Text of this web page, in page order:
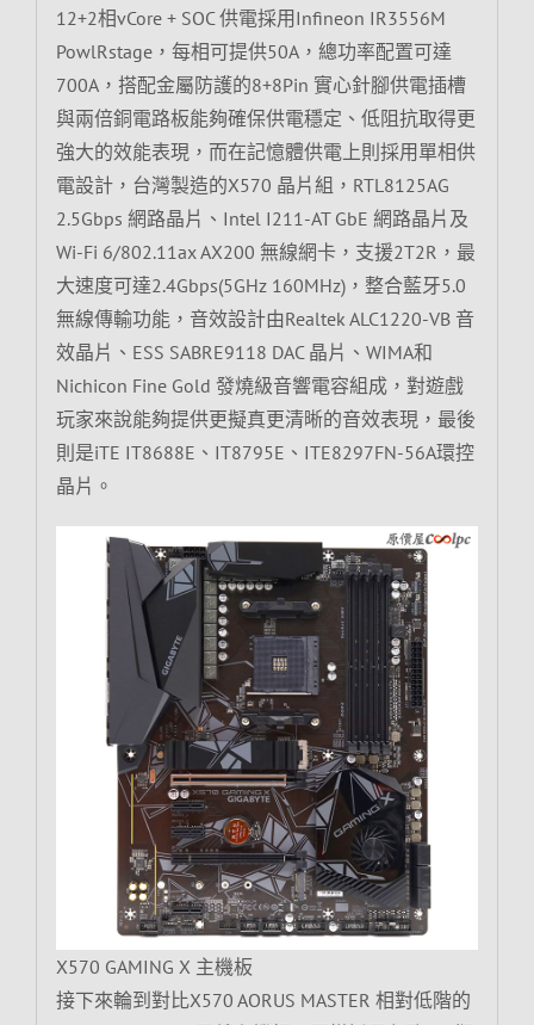
12+2相vCore + SOC 供電採用Infineon IR3556M
PowlRstage，每相可提供50A，總功率配置可達
700A，搭配金屬防護的8+8Pin 實心針腳供電插槽
與兩倍銅電路板能夠確保供電穩定、低阻抗取得更
強大的效能表現，而在記憶體供電上則採用單相供
電設計，台灣製造的X570 晶片組，RTL8125AG
2.5Gbps 網路晶片、Intel I211-AT GbE 網路晶片及
Wi-Fi 6/802.11ax AX200 無線網卡，支援2T2R，最
大速度可達2.4Gbps(5GHz 160MHz)，整合藍牙5.0
無線傳輸功能，音效設計由Realtek ALC1220-VB 音
效晶片、ESS SABRE9118 DAC 晶片、WIMA和
Nichicon Fine Gold 發燒級音響電容組成，對遊戲
玩家來說能夠提供更擬真更清晰的音效表現，最後
則是iTE IT8688E、IT8795E、ITE8297FN-56A環控
晶片。
X570 GAMING X 主機板
接下來輪到對比X570 AORUS MASTER 相對低階的